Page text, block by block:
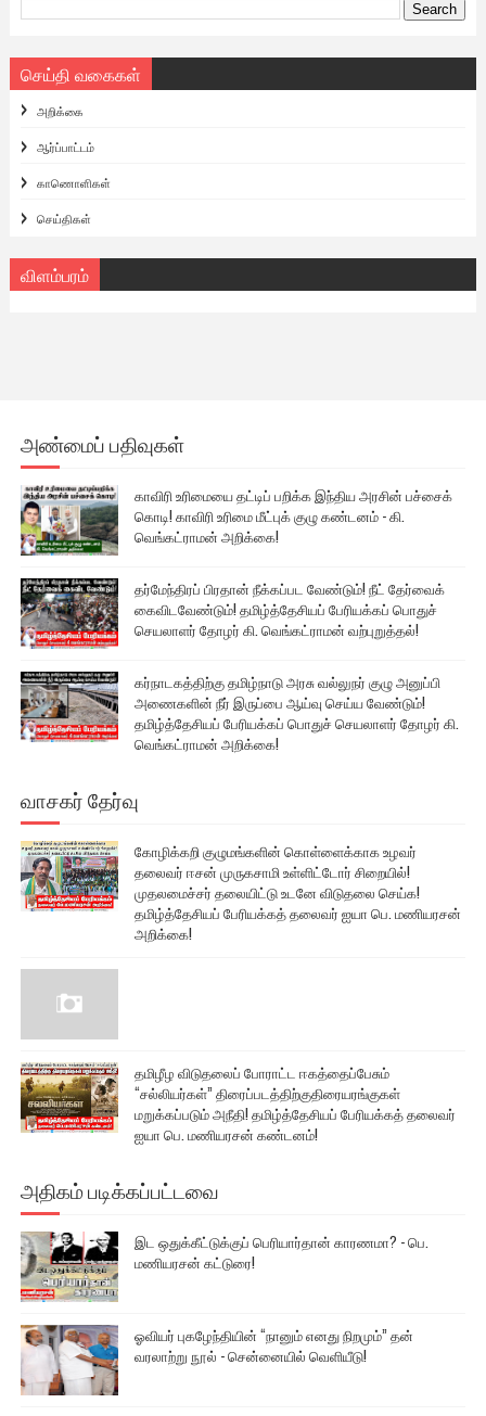
செய்தி வகைகள்
அறிக்கை
ஆர்ப்பாட்டம்
காணொளிகள்
செய்திகள்
விளம்பரம்
அண்மைப் பதிவுகள்
காவிரி உரிமையை தட்டிப் பறிக்க இந்திய அரசின் பச்சைக்
கொடி! காவிரி உரிமை மீட்புக் குழு கண்டனம் - கி.
வெங்கட்ராமன் அறிக்கை!
தர்மேந்திரப் பிரதான் நீக்கப்பட வேண்டும்! நீட் தேர்வைக்
கைவிடவேண்டும்! தமிழ்த்தேசியப் பேரியக்கப் பொதுச்
செயலாளர் தோழர் கி. வெங்கட்ராமன் வற்புறுத்தல்!
கர்நாடகத்திற்கு தமிழ்நாடு அரசு வல்லுநர் குழு அனுப்பி
அணைகளின் நீர் இருப்பை ஆய்வு செய்ய வேண்டும்!
தமிழ்த்தேசியப் பேரியக்கப் பொதுச் செயலாளர் தோழர் கி.
வெங்கட்ராமன் அறிக்கை!
வாசகர் தேர்வு
கோழிக்கறி குழுமங்களின் கொள்ளைக்காக உழவர்
தலைவர் ஈசன் முருகசாமி உள்ளிட்டோர் சிறையில்!
முதலமைச்சர் தலையிட்டு உடனே விடுதலை செய்க!
தமிழ்த்தேசியப் பேரியக்கத் தலைவர் ஐயா பெ. மணியரசன்
அறிக்கை!
தமிழீழ விடுதலைப் போராட்ட ஈகத்தைப்பேசும்
“சல்லியர்கள்” திரைப்படத்திற்குதிரையரங்குகள்
மறுக்கப்படும் அநீதி! தமிழ்த்தேசியப் பேரியக்கத் தலைவர்
ஐயா பெ. மணியரசன் கண்டனம்!
அதிகம் படிக்கப்பட்டவை
இட ஒதுக்கீட்டுக்குப் பெரியார்தான் காரணமா? - பெ.
மணியரசன் கட்டுரை!
ஓவியர் புகழேந்தியின் “நானும் எனது நிறமும்” தன்
வரலாற்று நூல் - சென்னையில் வெளியீடு!